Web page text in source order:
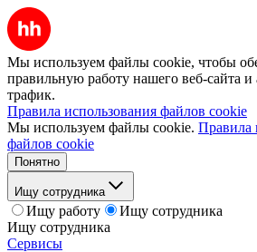
Мы используем файлы cookie, чтобы
правильную работу нашего веб-сайта и
трафик.
Правила использования файлов cookie
Мы используем файлы cookie. Правила
файлов cookie
Понятно
Ищу сотрудника
Ищу работу
Ищу сотрудника
Ищу сотрудника
Сервисы